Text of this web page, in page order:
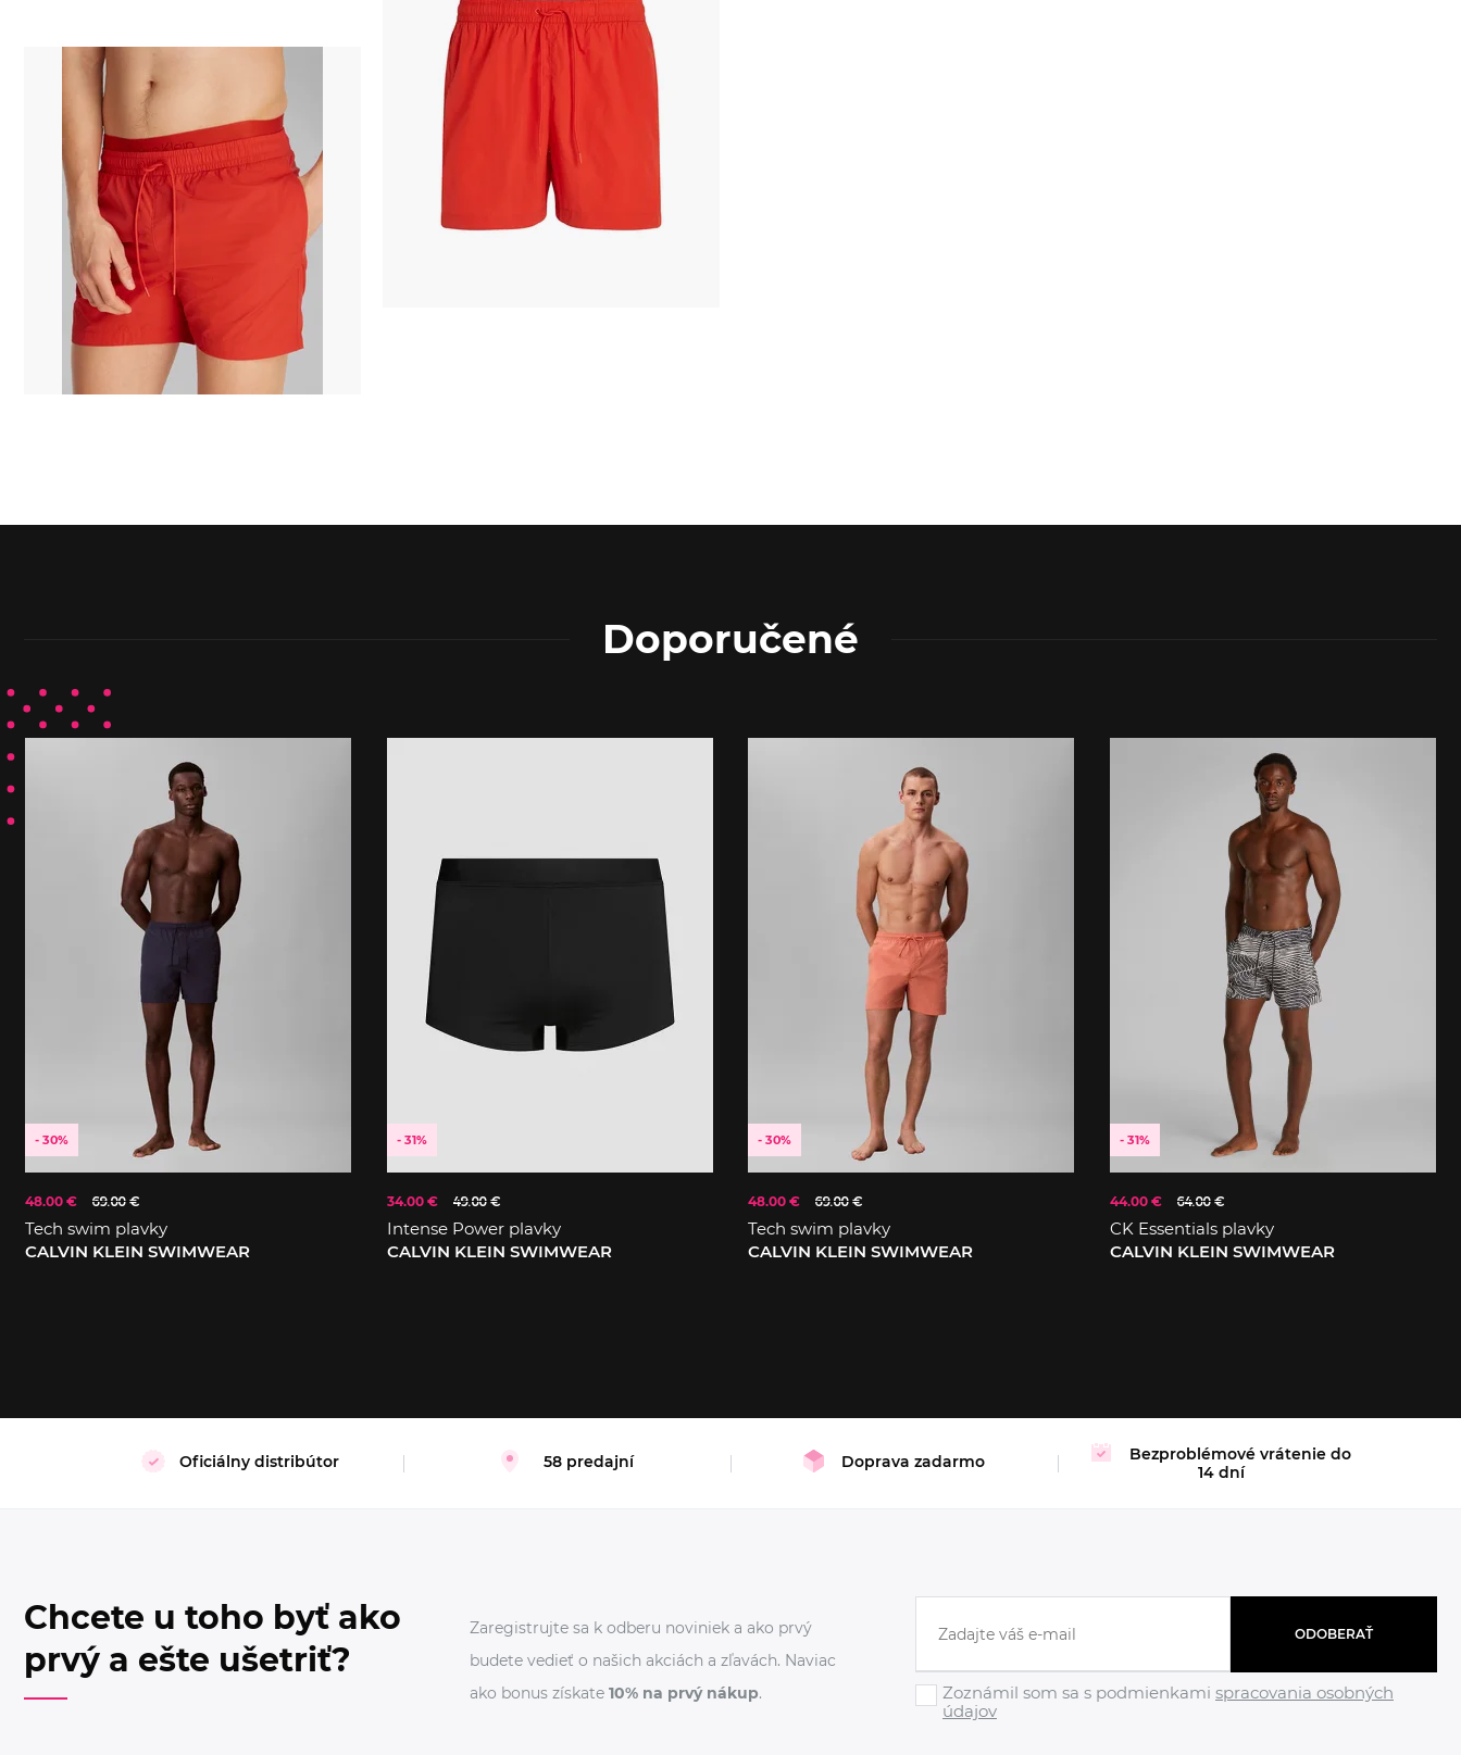
Doporučené
- 30%
48.00 € 69.00 €
Tech swim plavky
CALVIN KLEIN SWIMWEAR
- 31%
34.00 € 49.00 €
Intense Power plavky
CALVIN KLEIN SWIMWEAR
- 30%
48.00 € 69.00 €
Tech swim plavky
CALVIN KLEIN SWIMWEAR
- 31%
44.00 € 64.00 €
CK Essentials plavky
CALVIN KLEIN SWIMWEAR
Oficiálny distribútor 58 predajní Doprava zadarmo
Bezproblémové vrátenie do
14 dní
Chcete u toho byť ako
prvý a ešte ušetriť?
Zaregistrujte sa k odberu noviniek a ako prvý
budete vedieť o našich akciách a zľavách. Naviac
ako bonus získate 10% na prvý nákup.
ODOBERAŤ
Zoznámil som sa s podmienkami spracovania osobných
údajov